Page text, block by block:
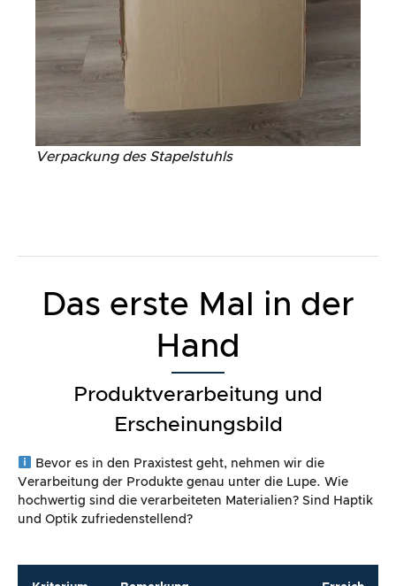
Verpackung des Stapelstuhls
Das erste Mal in der
Hand
Produktverarbeitung und
Erscheinungsbild
Bevor es in den Praxistest geht, nehmen wir die
Verarbeitung der Produkte genau unter die Lupe. Wie
hochwertig sind die verarbeiteten Materialien? Sind Haptik
und Optik zufriedenstellend?